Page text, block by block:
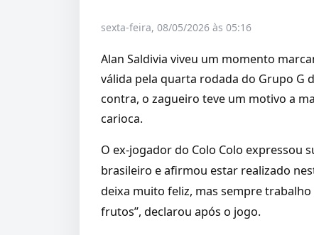
sexta-feira, 08/05/2026 às 05:16
Alan Saldivia viveu um momento
válida pela quarta rodada do Grupo G
contra, o zagueiro teve um motivo a
carioca.
O ex-jogador do Colo Colo expressou
brasileiro e afirmou estar realizado
deixa muito feliz, mas sempre
frutos”, declarou após o jogo.